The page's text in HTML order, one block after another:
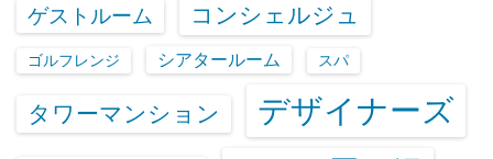
ゲストルーム コンシェルジュ
ゴルフレンジ シアタールーム スパ
タワーマンション デザイナーズ